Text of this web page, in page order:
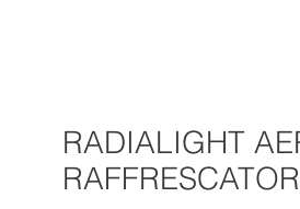
RADIALIGHT